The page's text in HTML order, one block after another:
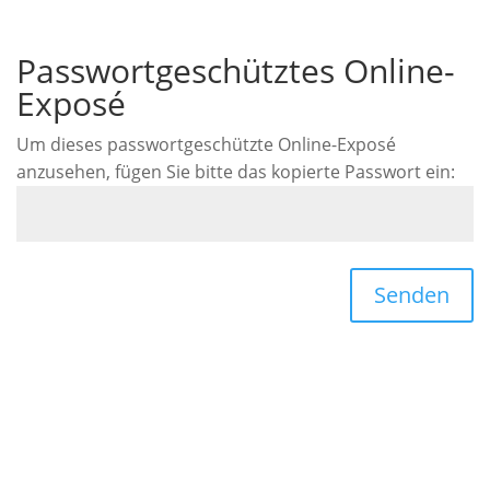
Passwortgeschütztes Online-
Exposé
Um dieses passwortgeschützte Online-Exposé
anzusehen, fügen Sie bitte das kopierte Passwort ein:
Senden